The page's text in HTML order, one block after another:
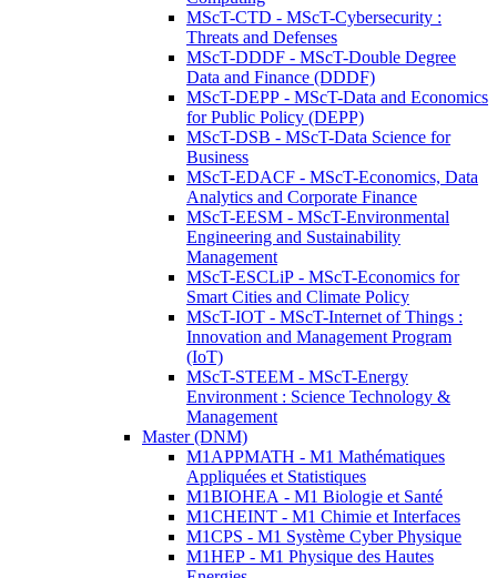
MScT-CTD - MScT-Cybersecurity :
Threats and Defenses
MScT-DDDF - MScT-Double Degree
Data and Finance (DDDF)
MScT-DEPP - MScT-Data and Economics
for Public Policy (DEPP)
MScT-DSB - MScT-Data Science for
Business
MScT-EDACF - MScT-Economics, Data
Analytics and Corporate Finance
MScT-EESM - MScT-Environmental
Engineering and Sustainability
Management
MScT-ESCLiP - MScT-Economics for
Smart Cities and Climate Policy
MScT-IOT - MScT-Internet of Things :
Innovation and Management Program
(IoT)
MScT-STEEM - MScT-Energy
Environment : Science Technology &
Management
Master (DNM)
M1APPMATH - M1 Mathématiques
Appliquées et Statistiques
M1BIOHEA - M1 Biologie et Santé
M1CHEINT - M1 Chimie et Interfaces
M1CPS - M1 Système Cyber Physique
M1HEP - M1 Physique des Hautes